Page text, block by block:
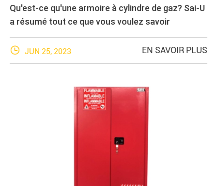
Qu'est-ce qu'une armoire à cylindre de gaz? Sai-U
a résumé tout ce que vous voulez savoir
 JUN 25, 2023 EN SAVOIR PLUS